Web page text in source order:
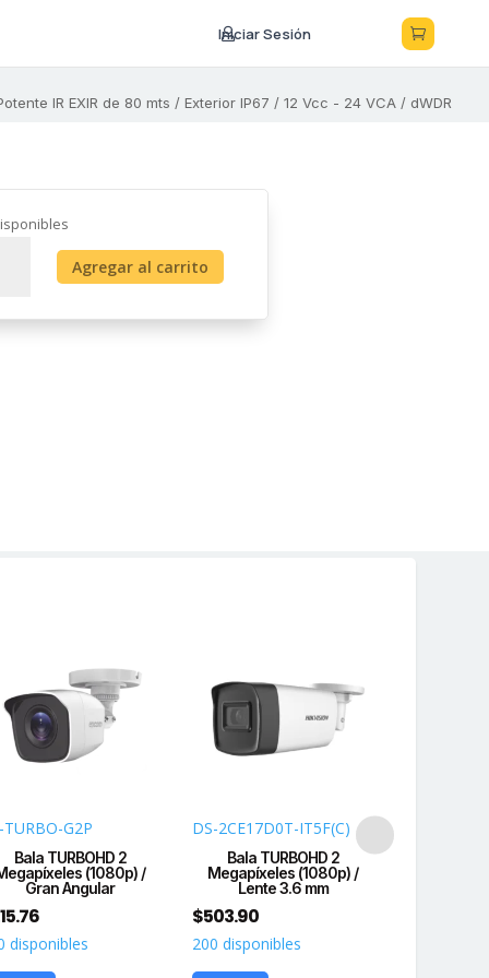

Iniciar Sesión 

IR EXIR de 80 mts / Exterior IP67 / 12 Vcc - 24 VCA / dWDR
Agregar al carrito
TURBO-G2P
Bala TURBOHD 2
(1080p) /
Gran Angular
disponibles
DS-2CE17D0T-IT5F(C)
Bala TURBOHD 2
Megapíxeles (1080p) /
Lente 3.6 mm
$503.90
200 disponibles